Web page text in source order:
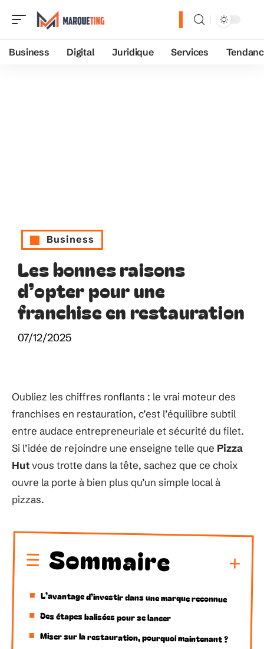
Business Digital Juridique Services
Business
Les bonnes raisons
d’opter pour une
franchise en restauration
07/12/2025
Oubliez les chiffres ronflants : le vrai moteur des
franchises en restauration, c’est l’équilibre subtil
entre audace entrepreneuriale et sécurité du filet.
Si l’idée de rejoindre une enseigne telle que Pizza
Hutvous trotte dans la tête, sachez que ce choix
ouvre la porte à bien plus qu’un simple local à
pizzas.
Sommaire
L’avantage d’investir dans une marque reconnue
Des étapes balisées pour se lancer
Miser sur la restauration, pourquoi maintenant ?